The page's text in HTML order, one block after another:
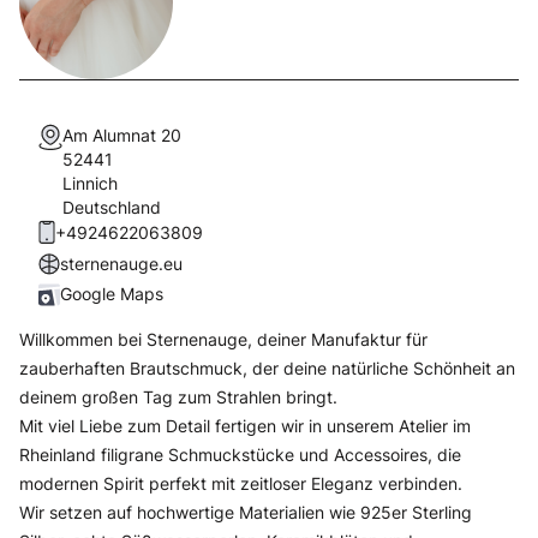
Am Alumnat 20
52441
Linnich
Deutschland
+4924622063809
sternenauge.eu
Google Maps
Willkommen bei Sternenauge, deiner Manufaktur für
zauberhaften Brautschmuck, der deine natürliche Schönheit an
deinem großen Tag zum Strahlen bringt.
Mit viel Liebe zum Detail fertigen wir in unserem Atelier im
Rheinland filigrane Schmuckstücke und Accessoires, die
modernen Spirit perfekt mit zeitloser Eleganz verbinden.
Wir setzen auf hochwertige Materialien wie 925er Sterling